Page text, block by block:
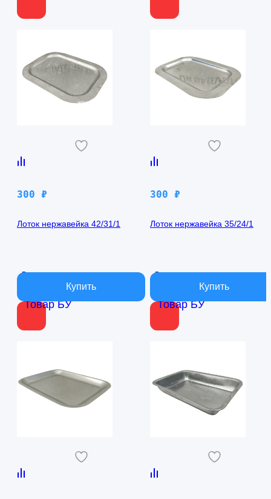
Товар БУ
300 ₽
Лоток нержавейка 42/31/1
В наличии
Товар БУ
300 ₽
Лоток нержавейка 35/24/1
В наличии